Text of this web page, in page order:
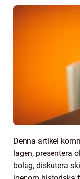
Denna artikel
lagen, presentera
bolag, diskutera